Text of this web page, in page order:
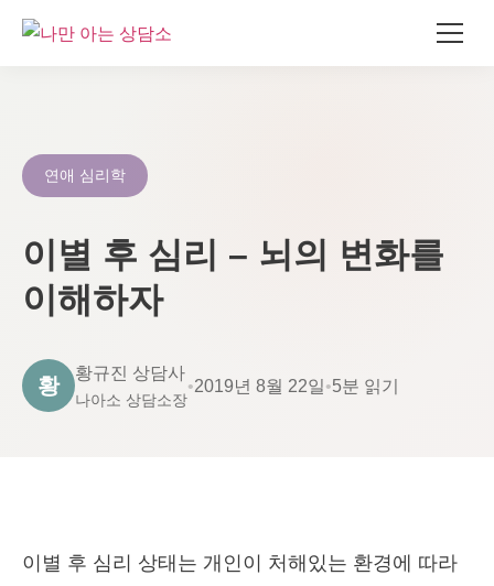
연애 심리학
이별 후 심리 – 뇌의 변화를
이해하자
황
황규진 상담사
나아소 상담소장
•2019년 8월 22일•5분 읽기
이별 후 심리 상태는 개인이 처해있는 환경에 따라